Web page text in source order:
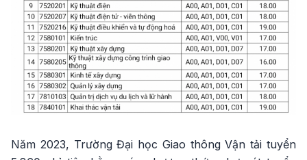
Năm 2023, Trường Đại học Giao thông Vận tải tuyển